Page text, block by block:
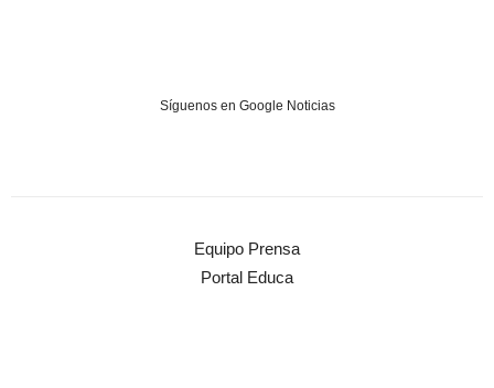
Síguenos en Google Noticias
Equipo Prensa
Portal Educa